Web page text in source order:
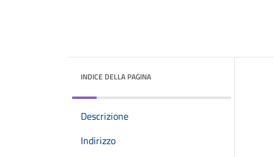
INDICE DELLA PAGINA
Descrizione
Indirizzo